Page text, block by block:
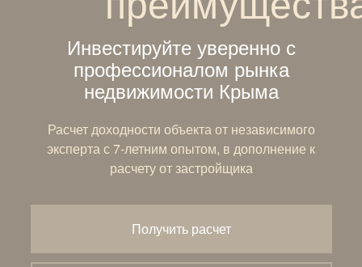
Расчет доходности объекта от независимого
эксперта с 7-летним опытом, в дополнение к
расчету от застройщика
Инвестируйте уверенно с
профессионалом рынка
недвижимости Крыма
Получить расчет